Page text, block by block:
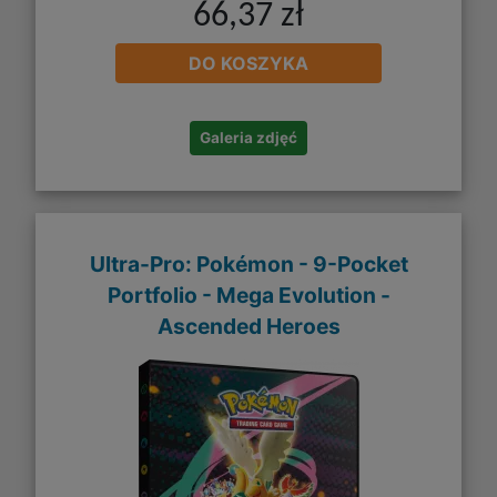
66,37 zł
DO KOSZYKA
Galeria zdjęć
Ultra-Pro: Pokémon - 9-Pocket
Portfolio - Mega Evolution -
Ascended Heroes